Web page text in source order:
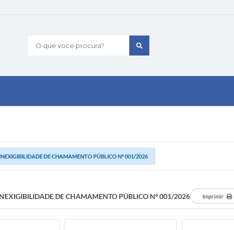
O que voce procura?
INEXIGIBILIDADE DE CHAMAMENTO PÚBLICO Nº 001/2026
DE CHAMAMENTO PÚBLICO Nº 001/2026 Imprimir